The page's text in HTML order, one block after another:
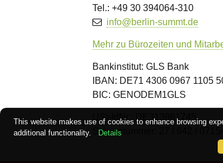
Tel.: +49 30 394064-310
info@berlin-summt.de
Mehr zu Bürozeiten und
Bankinstitut: GLS Bank
IBAN: DE71 4306 0967 1105
BIC: GENODEM1GLS
USt-IdNr.: DE313861745
Steuernummer: 27 / 642 / 07154
This website makes use of cookies to enhance browsing
additional functionality.
Details